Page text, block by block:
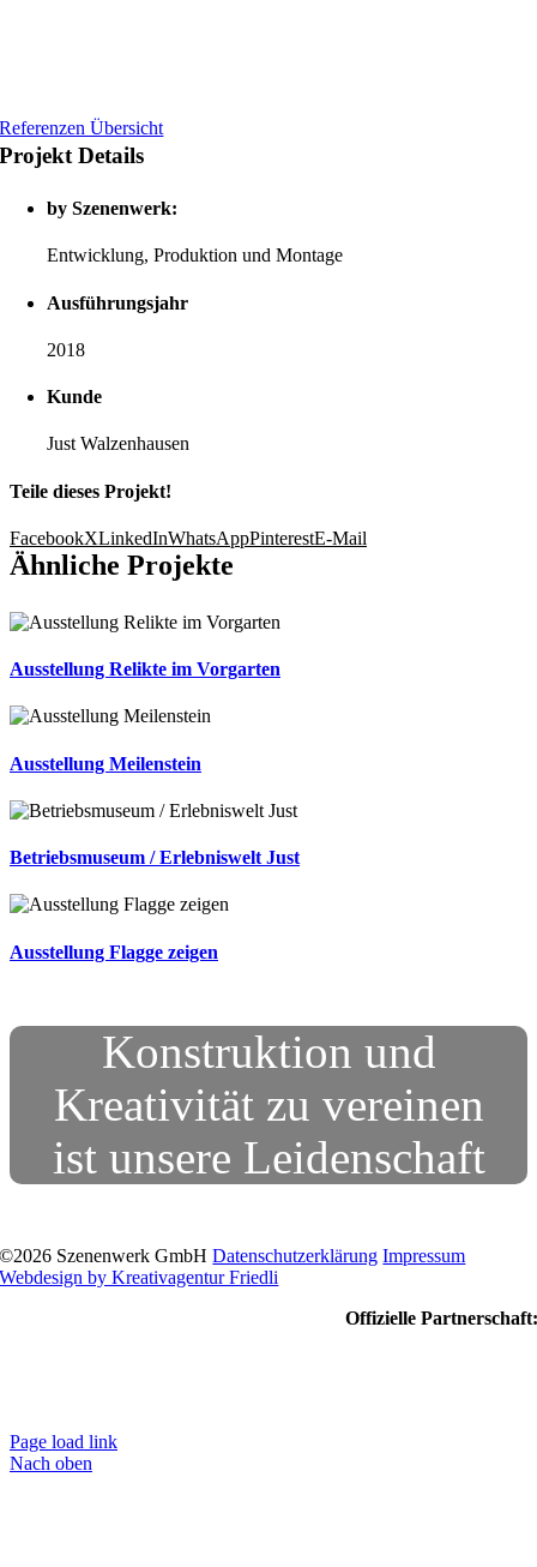
Referenzen Übersicht
Projekt Details
by Szenenwerk:
Entwicklung, Produktion und Montage
Ausführungsjahr
2018
Kunde
Just Walzenhausen
Teile dieses Projekt!
FacebookXLinkedInWhatsAppPinterestE-Mail
Ähnliche Projekte
Ausstellung Relikte im Vorgarten
Ausstellung Meilenstein
Betriebsmuseum / Erlebniswelt Just
Ausstellung Flagge zeigen
Konstruktion und
Kreativität zu vereinen
ist unsere Leidenschaft
©2026 Szenenwerk GmbHDatenschutzerklärung Impressum
Webdesign by Kreativagentur Friedli
Offizielle Partnerschaft:
Page load link
Nach oben